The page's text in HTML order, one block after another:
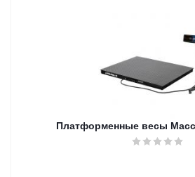
Платформенные весы